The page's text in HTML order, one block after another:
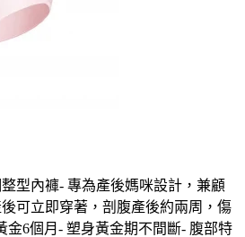
型內褲- 專為產後媽咪設計，兼顧
可立即穿著，剖腹產後約兩周，傷
金6個月- 塑身黃金期不間斷- 腹部特